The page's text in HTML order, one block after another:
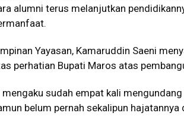
alumni terus melanjutkan
Yayasan, Kamaruddin Saeni
perhatian Bupati Maros atas
mengaku sudah empat kali
belum pernah sekalipun